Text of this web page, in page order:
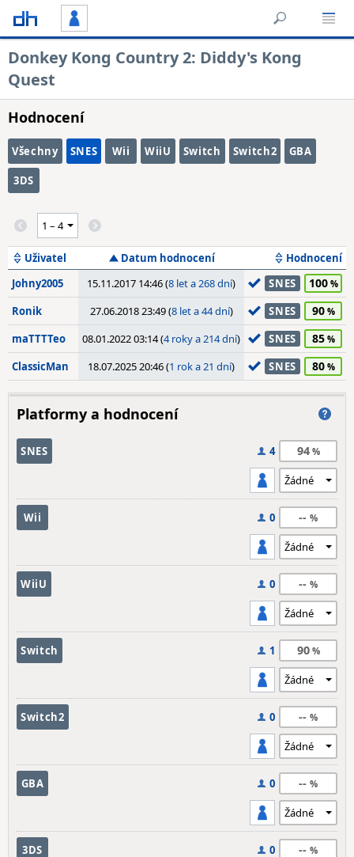
Donkey Kong Country 2: Diddy's Kong
Quest
Hodnocení
Všechny SNES Wii WiiU Switch Switch2 GBA
3DS
Uživatel Datum hodnocení
Hodnocení
Johny2005
15.11.2017 14:46 (8 let a 268 dní) SNES 100
Ronik 27.06.2018 23:49 (8 let a 44 dní) SNES 90
maTTTTeo 08.01.2022 03:14 (4 roky a 214 dní) SNES 85
ClassicMan 18.07.2025 20:46 (1 rok a 21 dní) SNES 80
Platformy a hodnocení
SNES 4 94
Wii 0 --
WiiU 0 --
Switch 1 90
Switch2 0 --
GBA 0 --
3DS 0 --